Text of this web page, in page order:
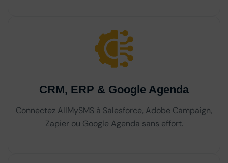
CRM, ERP & Google Agenda
Connectez AllMySMS à Salesforce, Adobe Campaign,
Zapier ou Google Agenda sans effort.